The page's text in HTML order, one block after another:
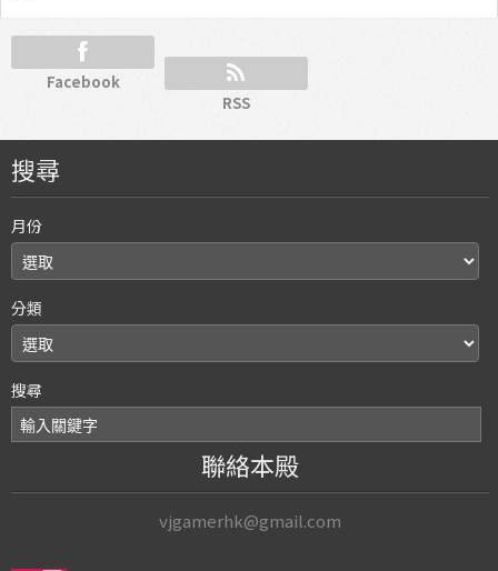
Facebook
RSS
搜尋
月份
分類
搜尋
聯絡本殿
vjgamerhk@gmail.com